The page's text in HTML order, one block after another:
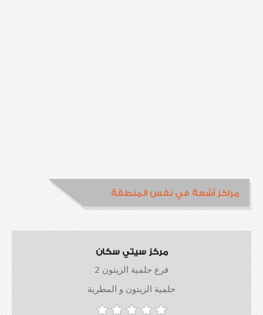
مراكز أشعة في نفس المنطقة
مركز سيتي سكان
فرع حلمية الزيتون 2
حلمية الزيتون و المطرية